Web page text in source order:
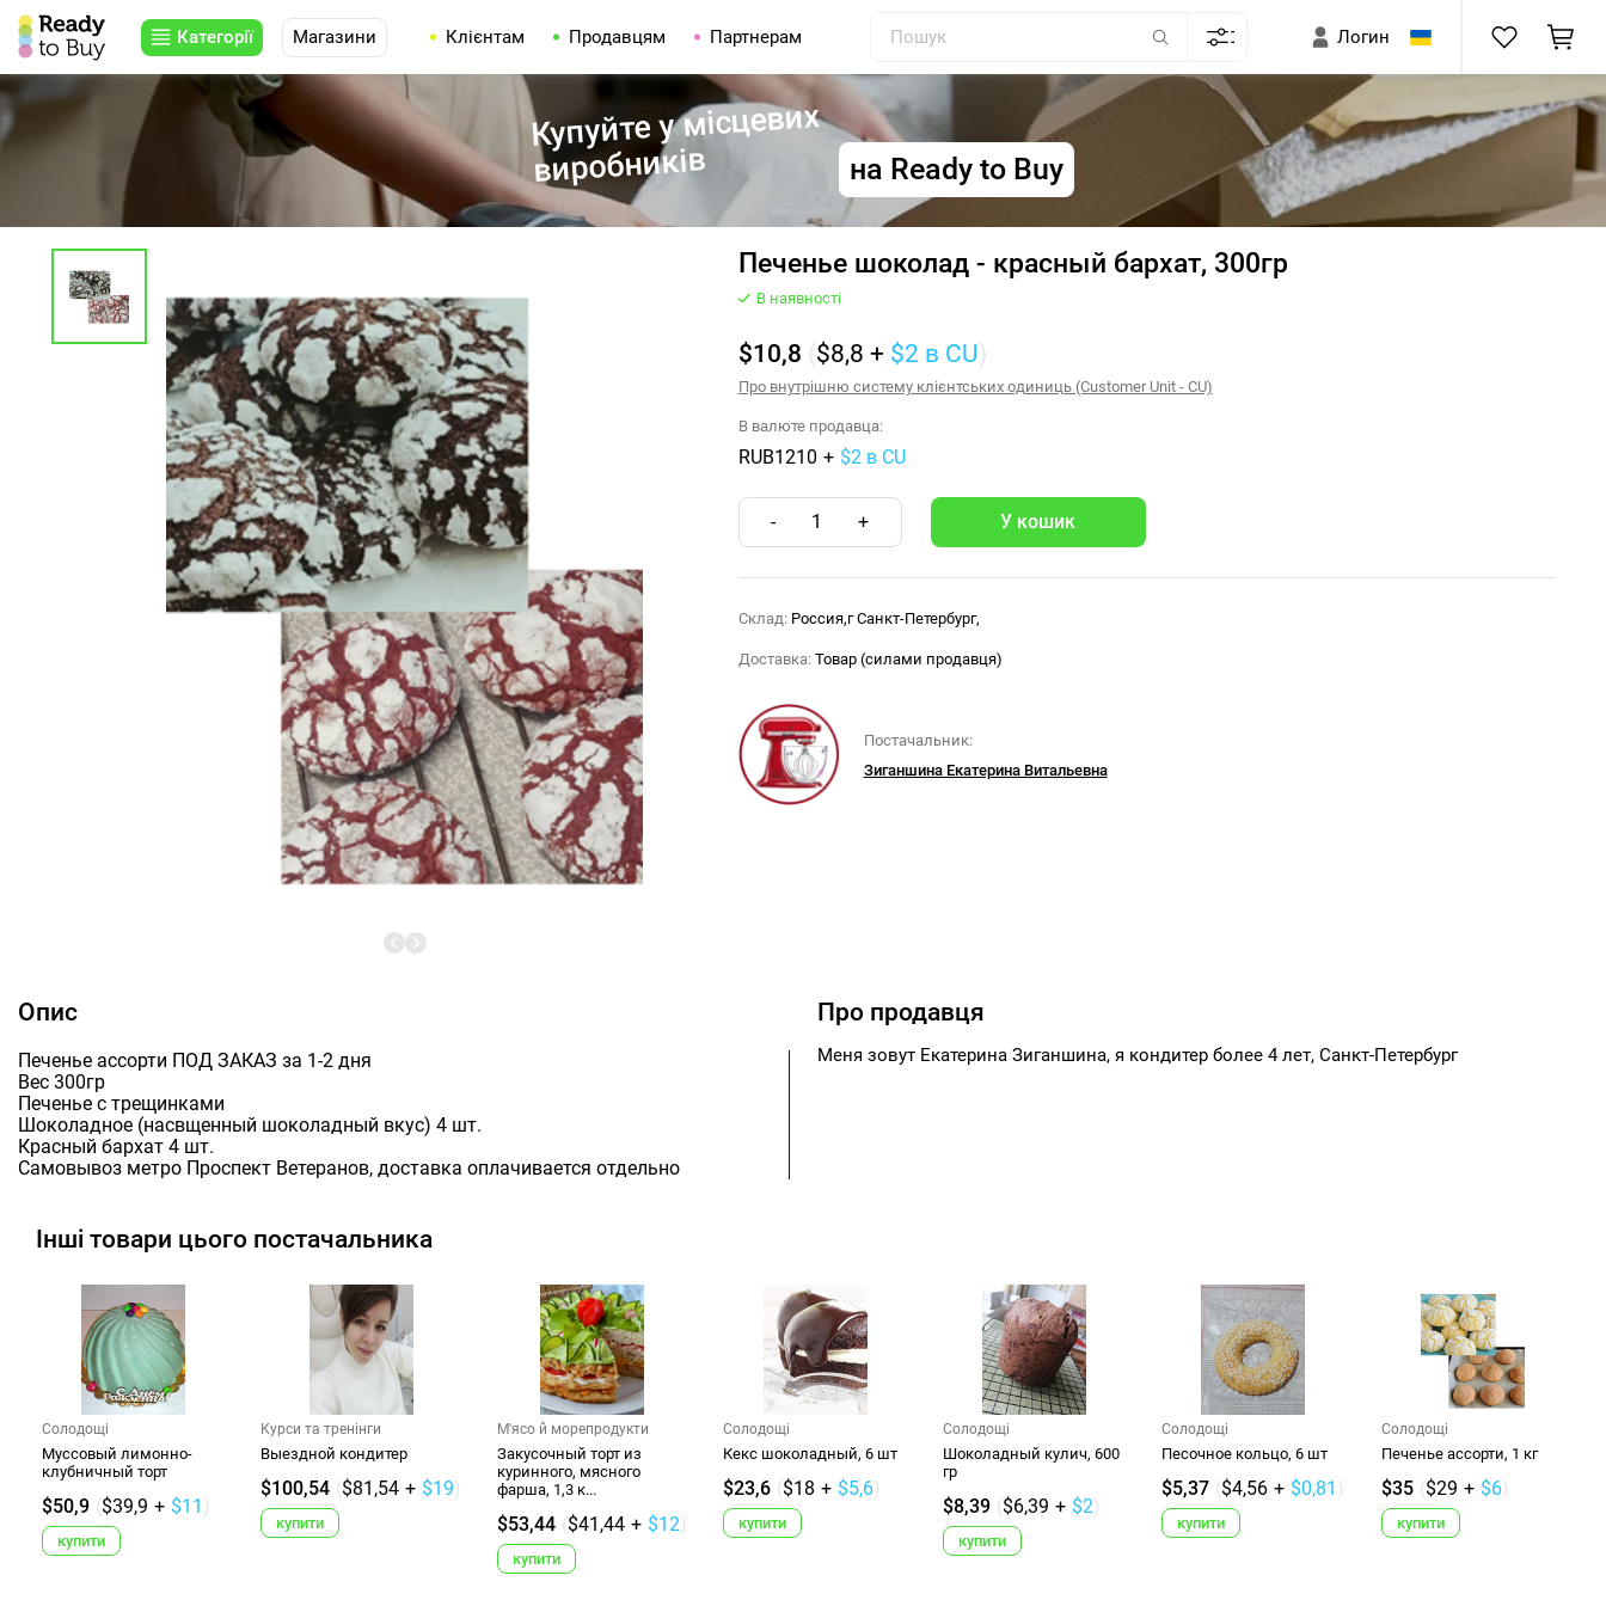
Категорії Магазини Клієнтам Продавцям Партнерам Логин
Купуйте у місцевих
виробників на Ready to Buy
Печенье шоколад - красный бархат, 300гр
В наявності
$10,8 ($8,8 + $2 в CU)
Про внутрішню систему клієнтських одиниць (Customer Unit - CU)
В валюте продавца:
RUB1210 + $2 в CU
- 1 +
Склад: Россия,г Санкт-Петербург,
Доставка: Товар (силами продавця)
Постачальник:
Зиганшина Екатерина Витальевна
Опис
Печенье ассорти ПОД ЗАКАЗ за 1-2 дня
Вес 300гр
Печенье с трещинками
Шоколадное (насвщенный шоколадный вкус) 4 шт.
Красный бархат 4 шт.
Самовывоз метро Проспект Ветеранов, доставка оплачивается отдельно
Про продавця
Меня зовут Екатерина Зиганшина, я кондитер более 4 лет, Санкт-Петербург
Інші товари цього постачальника
Солодощі
Муссовый лимонно-
клубничный торт
$50,9 ($39,9 + $11 )
купити
Курси та тренінги
Выездной кондитер
$100,54 ($81,54 + $19)
купити
М'ясо й морепродукти
Закусочный торт из
куринного, мясного
фарша, 1,3 к...
$53,44 ($41,44 + $12)
купити
Солодощі
Кекс шоколадный, 6 шт
$23,6 ($18 + $5,6)
купити
Солодощі
Шоколадный кулич, 600
гр
$8,39 ($6,39 + $2)
купити
Солодощі
Песочное кольцо, 6 шт
$5,37 ($4,56 + $0,81 )
купити
Солодощі
Печенье ассорти, 1 кг
$35 ($29 + $6)
купити